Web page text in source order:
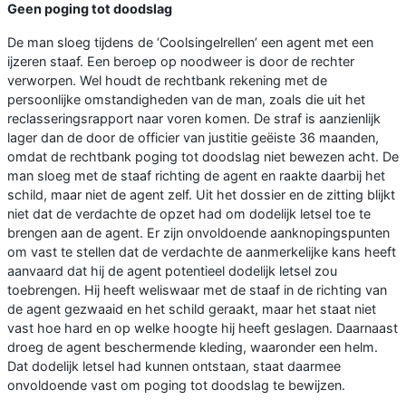
Geen poging tot doodslag
De man sloeg tijdens de ‘Coolsingelrellen’ een agent met een
ijzeren staaf. Een beroep op noodweer is door de rechter
verworpen. Wel houdt de rechtbank rekening met de
persoonlijke omstandigheden van de man, zoals die uit het
reclasseringsrapport naar voren komen. De straf is aanzienlijk
lager dan de door de officier van justitie geëiste 36 maanden,
omdat de rechtbank poging tot doodslag niet bewezen acht. De
man sloeg met de staaf richting de agent en raakte daarbij het
schild, maar niet de agent zelf. Uit het dossier en de zitting blijkt
niet dat de verdachte de opzet had om dodelijk letsel toe te
brengen aan de agent. Er zijn onvoldoende aanknopingspunten
om vast te stellen dat de verdachte de aanmerkelijke kans heeft
aanvaard dat hij de agent potentieel dodelijk letsel zou
toebrengen. Hij heeft weliswaar met de staaf in de richting van
de agent gezwaaid en het schild geraakt, maar het staat niet
vast hoe hard en op welke hoogte hij heeft geslagen. Daarnaast
droeg de agent beschermende kleding, waaronder een helm.
Dat dodelijk letsel had kunnen ontstaan, staat daarmee
onvoldoende vast om poging tot doodslag te bewijzen.